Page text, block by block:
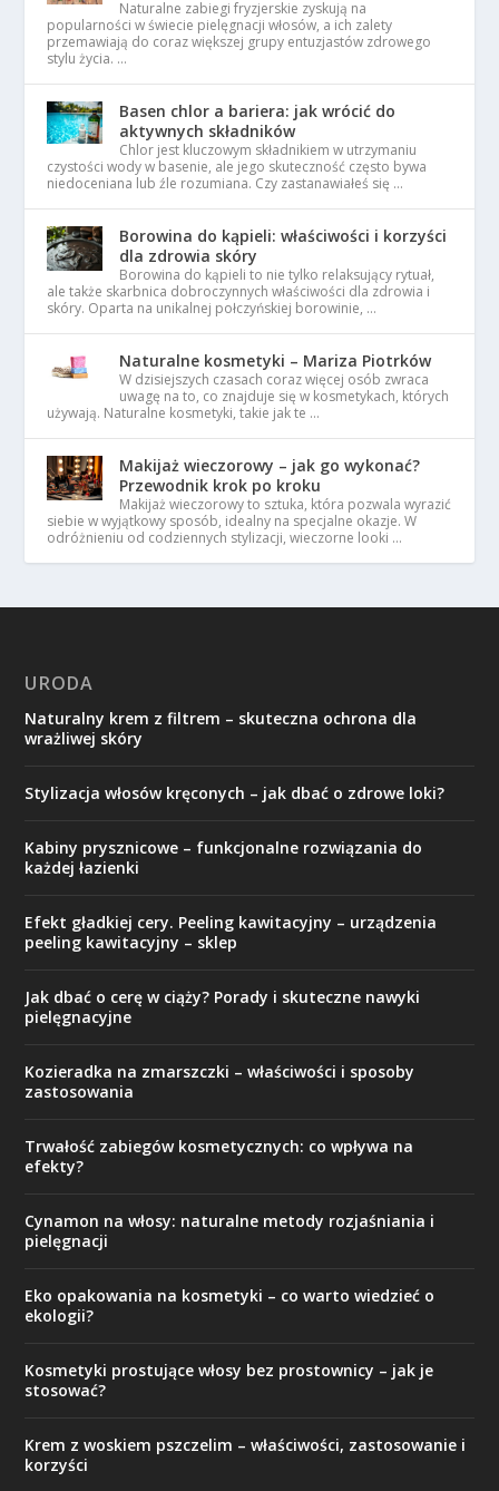
Naturalne zabiegi fryzjerskie zyskują na
popularności w świecie pielęgnacji włosów, a ich zalety
przemawiają do coraz większej grupy entuzjastów zdrowego
stylu życia. …
Basen chlor a bariera: jak wrócić do
aktywnych składników
Chlor jest kluczowym składnikiem w utrzymaniu
czystości wody w basenie, ale jego skuteczność często bywa
niedoceniana lub źle rozumiana. Czy zastanawiałeś się …
Borowina do kąpieli: właściwości i korzyści
dla zdrowia skóry
Borowina do kąpieli to nie tylko relaksujący rytuał,
ale także skarbnica dobroczynnych właściwości dla zdrowia i
skóry. Oparta na unikalnej połczyńskiej borowinie, …
Naturalne kosmetyki – Mariza Piotrków
W dzisiejszych czasach coraz więcej osób zwraca
uwagę na to, co znajduje się w kosmetykach, których
używają. Naturalne kosmetyki, takie jak te …
Makijaż wieczorowy – jak go wykonać?
Przewodnik krok po kroku
Makijaż wieczorowy to sztuka, która pozwala wyrazić
siebie w wyjątkowy sposób, idealny na specjalne okazje. W
odróżnieniu od codziennych stylizacji, wieczorne looki …
URODA
Naturalny krem z filtrem – skuteczna ochrona dla
wrażliwej skóry
Stylizacja włosów kręconych – jak dbać o zdrowe loki?
Kabiny prysznicowe – funkcjonalne rozwiązania do
każdej łazienki
Efekt gładkiej cery. Peeling kawitacyjny – urządzenia
peeling kawitacyjny – sklep
Jak dbać o cerę w ciąży? Porady i skuteczne nawyki
pielęgnacyjne
Kozieradka na zmarszczki – właściwości i sposoby
zastosowania
Trwałość zabiegów kosmetycznych: co wpływa na
efekty?
Cynamon na włosy: naturalne metody rozjaśniania i
pielęgnacji
Eko opakowania na kosmetyki – co warto wiedzieć o
ekologii?
Kosmetyki prostujące włosy bez prostownicy – jak je
stosować?
Krem z woskiem pszczelim – właściwości, zastosowanie i
korzyści